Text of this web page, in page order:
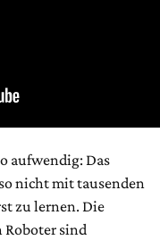
aufwendig: Das
nicht mit tausenden
zu lernen. Die
Roboter sind